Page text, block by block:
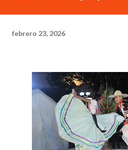
febrero 23, 2026